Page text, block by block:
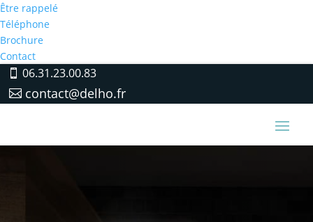
Être rappelé
Téléphone
Brochure
Contact
06.31.23.00.83
contact@delho.fr